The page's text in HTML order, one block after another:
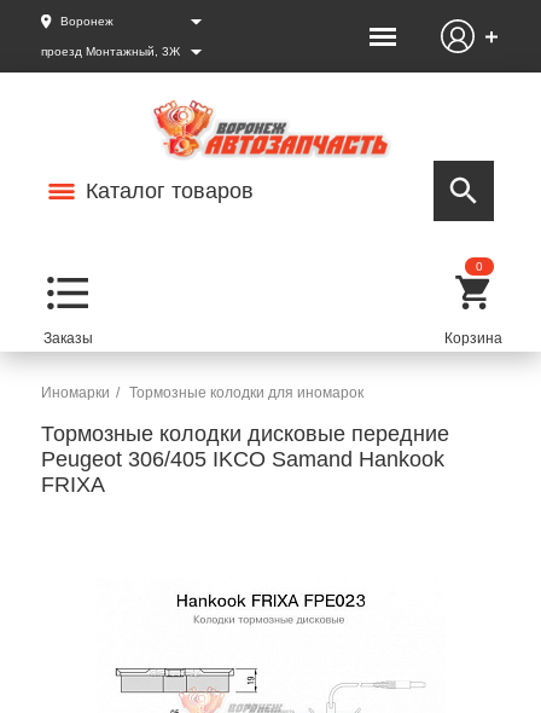
Воронеж
проезд Монтажный, 3Ж
Каталог товаров
0
Иномарки Тормозные колодки для иномарок
Тормозные колодки дисковые передние
Peugeot 306/405 IKCO Samand Hankook
FRIXA